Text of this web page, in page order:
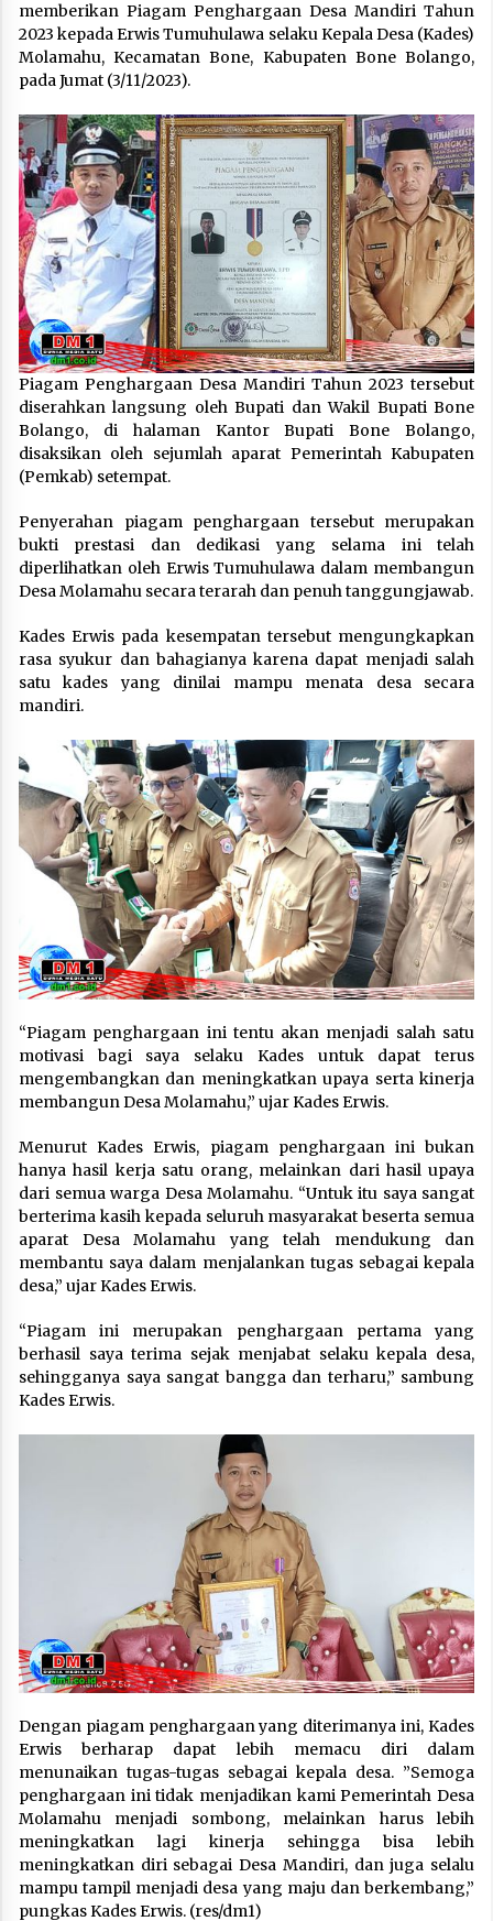
memberikan Piagam Penghargaan Desa Mandiri Tahun
2023 kepada Erwis Tumuhulawa selaku Kepala Desa (Kades)
Molamahu, Kecamatan Bone, Kabupaten Bone Bolango,
pada Jumat (3/11/2023).
Piagam Penghargaan Desa Mandiri Tahun 2023 tersebut
diserahkan langsung oleh Bupati dan Wakil Bupati Bone
Bolango, di halaman Kantor Bupati Bone Bolango,
disaksikan oleh sejumlah aparat Pemerintah Kabupaten
(Pemkab) setempat.
Penyerahan piagam penghargaan tersebut merupakan
bukti prestasi dan dedikasi yang selama ini telah
diperlihatkan oleh Erwis Tumuhulawa dalam membangun
Desa Molamahu secara terarah dan penuh tanggungjawab.
Kades Erwis pada kesempatan tersebut mengungkapkan
rasa syukur dan bahagianya karena dapat menjadi salah
satu kades yang dinilai mampu menata desa secara
mandiri.
“Piagam penghargaan ini tentu akan menjadi salah satu
motivasi bagi saya selaku Kades untuk dapat terus
mengembangkan dan meningkatkan upaya serta kinerja
membangun Desa Molamahu,” ujar Kades Erwis.
Menurut Kades Erwis, piagam penghargaan ini bukan
hanya hasil kerja satu orang, melainkan dari hasil upaya
dari semua warga Desa Molamahu. “Untuk itu saya sangat
berterima kasih kepada seluruh masyarakat beserta semua
aparat Desa Molamahu yang telah mendukung dan
membantu saya dalam menjalankan tugas sebagai kepala
desa,” ujar Kades Erwis.
“Piagam ini merupakan penghargaan pertama yang
berhasil saya terima sejak menjabat selaku kepala desa,
sehingganya saya sangat bangga dan terharu,” sambung
Kades Erwis.
Dengan piagam penghargaan yang diterimanya ini, Kades
Erwis berharap dapat lebih memacu diri dalam
menunaikan tugas-tugas sebagai kepala desa. ”Semoga
penghargaan ini tidak menjadikan kami Pemerintah Desa
Molamahu menjadi sombong, melainkan harus lebih
meningkatkan lagi kinerja sehingga bisa lebih
meningkatkan diri sebagai Desa Mandiri, dan juga selalu
mampu tampil menjadi desa yang maju dan berkembang,”
pungkas Kades Erwis. (res/dm1)